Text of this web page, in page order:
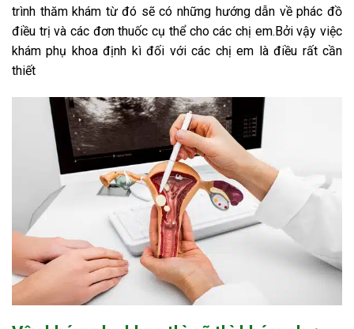
trình thăm khám từ đó sẽ có những hướng dẫn về phác đồ
điều trị và các đơn thuốc cụ thể cho các chị em.Bởi vậy việc
khám phụ khoa định kì đối với các chị em là điều rất cần
thiết